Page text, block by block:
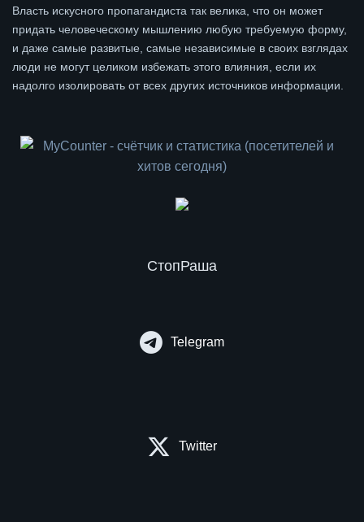
Власть искусного пропагандиста так велика, что он может
придать человеческому мышлению любую требуемую форму,
и даже самые развитые, самые независимые в своих взглядах
люди не могут целиком избежать этого влияния, если их
надолго изолировать от всех других источников информации.
СтопРаша
Telegram
Twitter